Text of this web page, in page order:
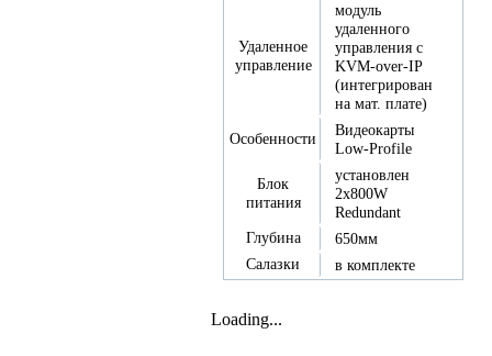
Удаленное
управление
модуль
удаленного
управления с
KVM-over-IP
(интегрирован
на мат. плате)
Особенности
Видеокарты
Low-Profile
Блок
питания
установлен
2x800W
Redundant
Глубина
650мм
Салазки
в комплекте
Loading...